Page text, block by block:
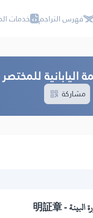
فهرس التراجم خدمات
اليابانية
مشاركة
البينة -明証章